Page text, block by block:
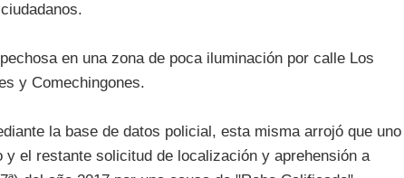
ciudadanos.
en una zona de poca iluminación por calle Los
y Comechingones.
la base de datos policial, esta misma arrojó que uno
el restante solicitud de localización y aprehensión a